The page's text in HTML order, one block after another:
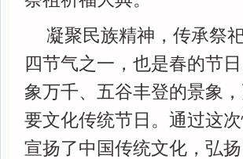
凝聚民族精神，传承祭
四节气之一，也是春的节
象万千、五谷丰登的景象
要文化传统节日。通过这
宣扬了中国传统文化，弘